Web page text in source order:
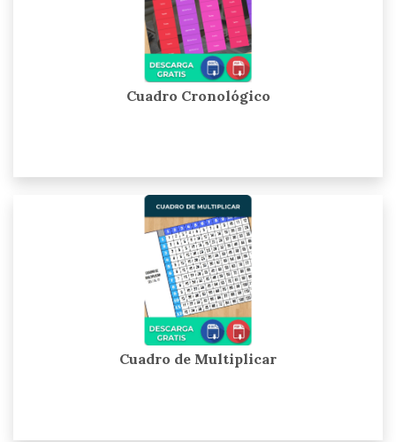
Cuadro Cronológico
Cuadro de Multiplicar